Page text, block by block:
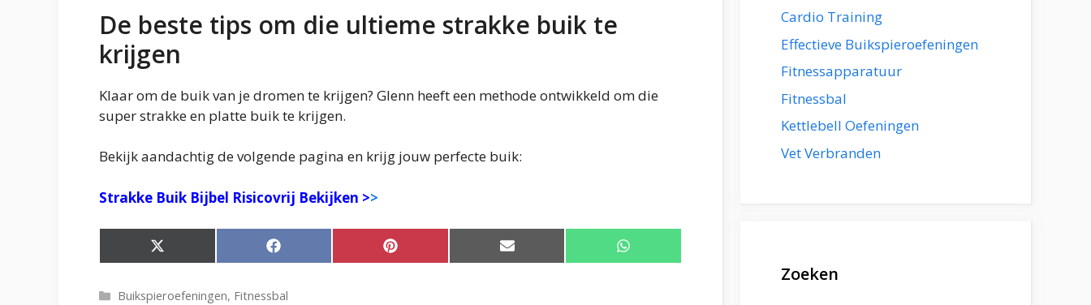
De beste tips om die ultieme strakke buik te
krijgen
Klaar om de buik van je dromen te krijgen? Glenn heeft een methode ontwikkeld om die
super strakke en platte buik te krijgen.
Bekijk aandachtig de volgende pagina en krijg jouw perfecte buik:
Strakke Buik Bijbel Risicovrij Bekijken >>
Share
on
Share
on
Share
on
Share
on
Share
on
Categorieën
Buikspieroefeningen, Fitnessbal
Cardio Training
Effectieve Buikspieroefeningen
Fitnessapparatuur
Fitnessbal
Kettlebell Oefeningen
Vet Verbranden
Zoeken